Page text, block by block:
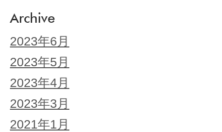
Archive
2023年6月
2023年5月
2023年4月
2023年3月
2021年1月